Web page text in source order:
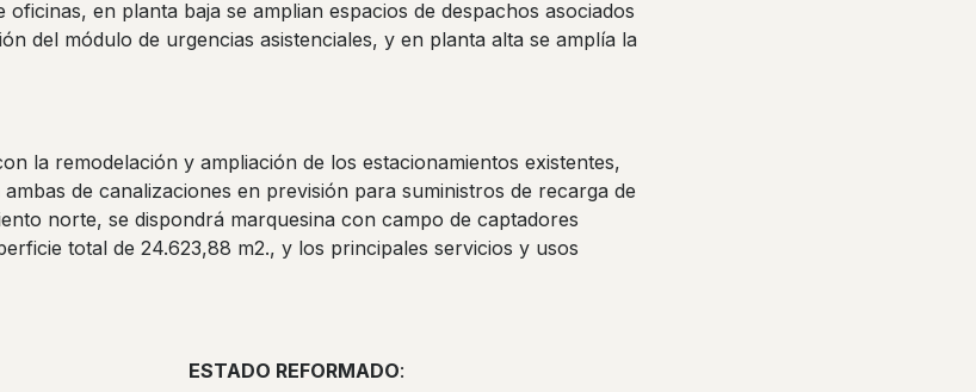
en planta baja se amplian espacios de despachos asociados
del módulo de urgencias asistenciales, y en planta alta se amplía la
la remodelación y ampliación de los estacionamientos existentes,
de canalizaciones en previsión para suministros de recarga de
norte, se dispondrá marquesina con campo de captadores
total de 24.623,88 m2., y los principales servicios y usos
ESTADO REFORMADO: